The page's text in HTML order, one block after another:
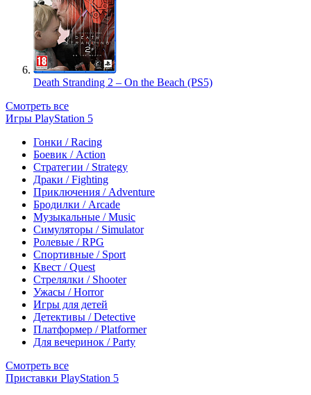
Death Stranding 2 – On the Beach (PS5)
Смотреть все
Игры PlayStation 5
Гонки / Racing
Боевик / Action
Стратегии / Strategy
Драки / Fighting
Приключения / Adventure
Бродилки / Arcade
Музыкальные / Music
Симуляторы / Simulator
Ролевые / RPG
Спортивные / Sport
Квест / Quest
Стрелялки / Shooter
Ужасы / Horror
Игры для детей
Детективы / Detective
Платформер / Platformer
Для вечеринок / Party
Смотреть все
Приставки PlayStation 5